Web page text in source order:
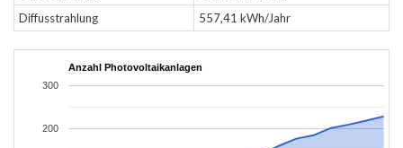
Diffusstrahlung
557,41 kWh/Jahr
Anzahl Photovoltaikanlagen
200
300